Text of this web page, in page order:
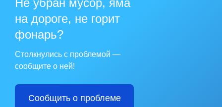
Не убран мусор, яма
на дороге, не горит
фонарь?
Столкнулись с проблемой —
сообщите о ней!
Сообщить о проблеме